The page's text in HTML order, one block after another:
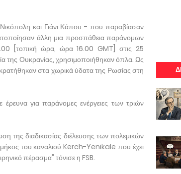
και Γιάνι Κάπου - που παραβίασαν
άλλη μια προσπάθεια παράνομων
[τοπική ώρα, ώρα 16.00 GMT] στις 25
της Ουκρανίας, χρησιμοποιήθηκαν όπλα. Ως
στα χωρικά ύδατα της Ρωσίας στη
για παράνομες ενέργειες των τριών
της διαδικασίας διέλευσης των πολεμικών
του καναλιού Kerch-Yenikale που έχει
πέρασμα" τόνισε η FSB.